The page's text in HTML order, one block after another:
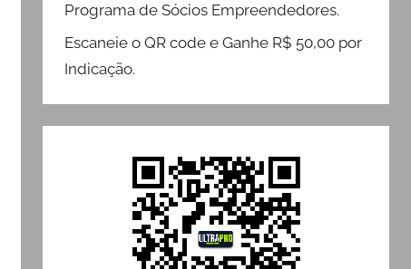
Programa de Sócios Empreendedores.
Escaneie o QR code e Ganhe R$ 50,00 por
Indicação.